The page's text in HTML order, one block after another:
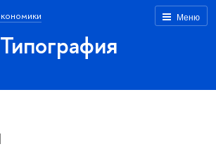
Меню
Типография